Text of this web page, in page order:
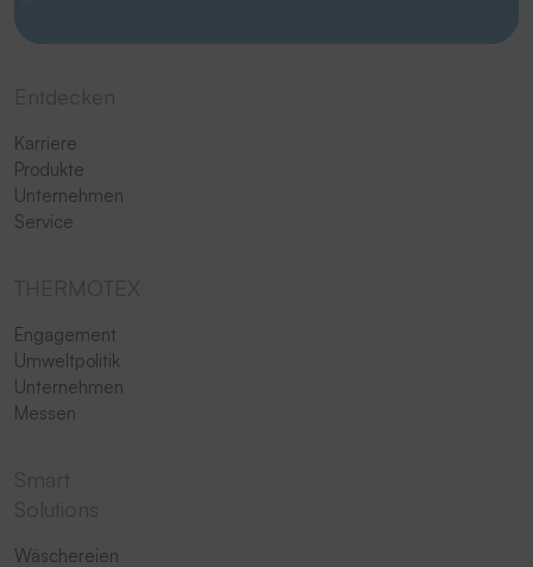
Karriere
Produkte
Unternehmen
Service
Engagement
Umweltpolitik
Unternehmen
Messen
Wäschereien